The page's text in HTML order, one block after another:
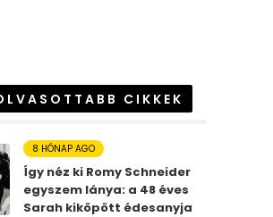
CIKKEK
8 HÓNAP AGO
Így néz ki Romy Schneider
egyszem lánya: a 48 éves
Sarah kiköpött édesanyja